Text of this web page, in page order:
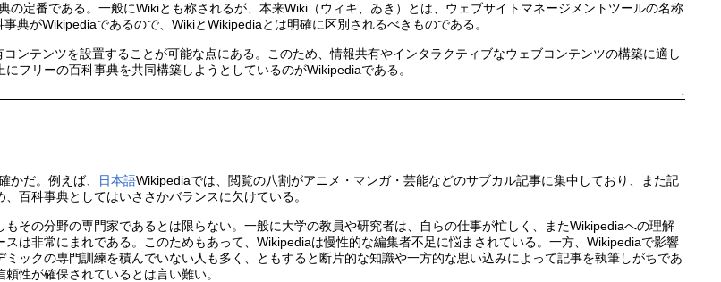
の定番である。一般にWikiとも称されるが、本来Wiki（ウィキ、ゐき）とは、ウェブサイトマネージメントツールの名称
典がWikipediaであるので、WikiとWikipediaとは明確に区別されるべきものである。
ンテンツを設置することが可能な点にある。このため、情報共有やインタラクティブなウェブコンテンツの構築に適し
フリーの百科事典を共同構築しようとしているのがWikipediaである。
↑
かだ。例えば、 日本語Wikipediaでは、閲覧の八割がアニメ・マンガ・芸能などのサブカル記事に集中しており、また記
百科事典としてはいささかバランスに欠けている。
その分野の専門家であるとは限らない。一般に大学の教員や研究者は、自らの仕事が忙しく、またWikipediaへの理解
は非常にまれである。このためもあって、Wikipediaは慢性的な編集者不足に悩まされている。一方、Wikipediaで影響
ックの専門訓練を積んでいない人も多く、ともすると断片的な知識や一方的な思い込みによって記事を執筆しがちであ
性が確保されているとは言い難い。